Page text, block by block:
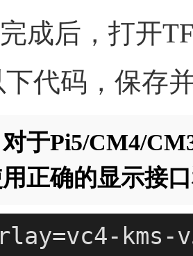
成后，打开
代码，保存
于Pi5/CM4/
正确的显示接
kms-